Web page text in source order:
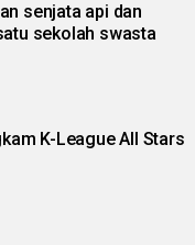
senjata api dan
sekolah swasta
K-League All Stars